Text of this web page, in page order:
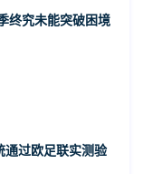
终究未能突破困境
通过欧足联实测验